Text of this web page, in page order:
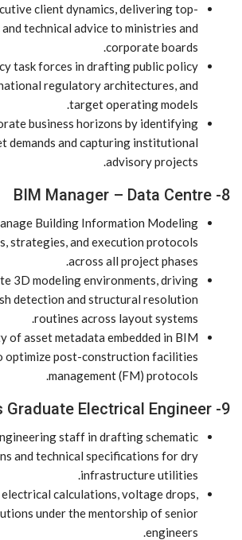
client dynamics, delivering top-
technical advice to ministries and
corporate boards.
task forces in drafting public policy
regulatory architectures, and
target operating models.
business horizons by identifying
demands and capturing institutional
advisory projects.
8- BIM Manager – Data Centre
Building Information Modeling
strategies, and execution protocols
across all project phases.
3D modeling environments, driving
detection and structural resolution
routines across layout systems.
of asset metadata embedded in BIM
optimize post-construction facilities
management (FM) protocols.
9- Dry Utilities Graduate Electrical Engineer
staff in drafting schematic
and technical specifications for dry
infrastructure utilities.
calculations, voltage drops,
under the mentorship of senior
engineers.